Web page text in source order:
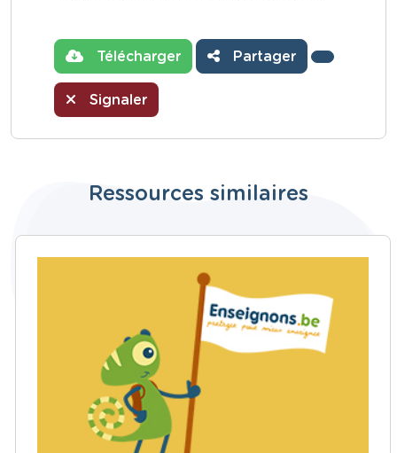
Télécharger Partager
Signaler
Ressources similaires